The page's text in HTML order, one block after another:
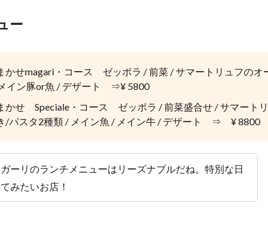
ー
かせmagari・コース ゼッポラ / 前菜 / サマートリュフのオ
イン豚or魚 / デザート ⇒¥ 5800
かせ Speciale・コース ゼッポラ / 前菜盛合せ / サマート
/パスタ2種類 / メイン魚 / メイン牛 / デザート ⇒ ¥ 8800
ーリのランチメニューはリーズナブルだね。特別な日
みたいお店！